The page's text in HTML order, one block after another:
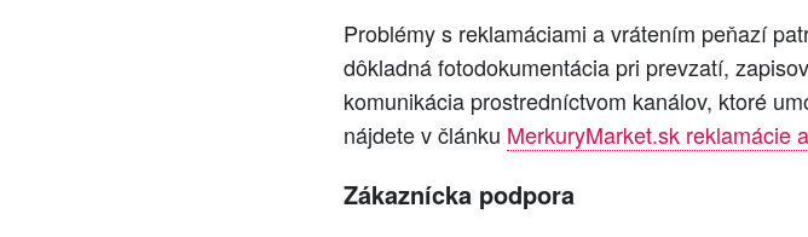
Problémy s reklamáciami a vrátením peňazí
dôkladná fotodokumentácia pri prevzatí,
komunikácia prostredníctvom kanálov, ktoré
nájdete v článku MerkuryMarket.sk reklamácie
Zákaznícka podpora